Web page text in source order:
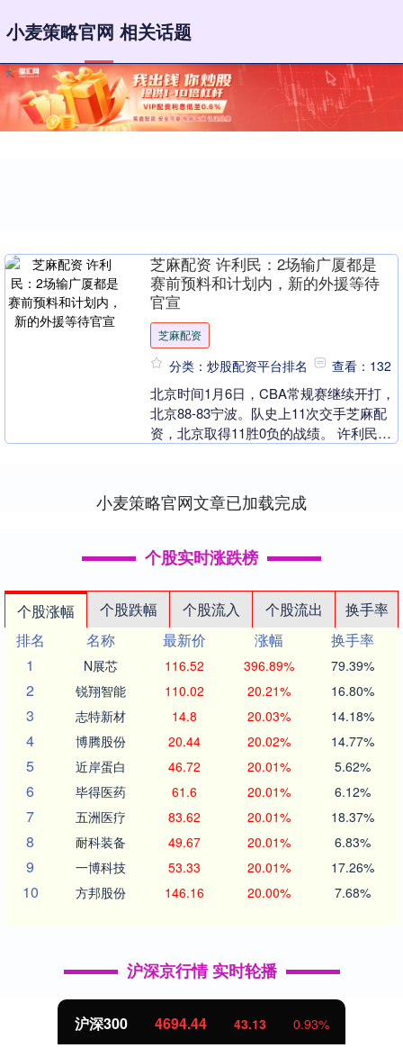
小麦策略官网 相关话题
芝麻配资 许利民：2场输广厦都是
赛前预料和计划内，新的外援等待
官宣
芝麻配资
分类：炒股配资平台排名 查看：132
北京时间1月6日，CBA常规赛继续开打，
北京88-83宁波。队史上11次交手芝麻配
资，北京取得11胜0负的战绩。 许利民：
小麦策略官网文章已加载完成
个股实时涨跌榜
个股涨幅 个股跌幅 个股流入 个股流出
换手率
排名
名称 最新价 涨幅
换手率
1
N展芯 116.52 396.89% 79.39%
2 锐翔智能 110.02 20.21% 16.80%
3 志特新材 14.8 20.03% 14.18%
4 博腾股份 20.44 20.02% 14.77%
5 近岸蛋白 46.72 20.01% 5.62%
6 毕得医药 61.6 20.01% 6.12%
7 五洲医疗 83.62 20.01% 18.37%
8 耐科装备 49.67 20.01% 6.83%
9 一博科技 53.33 20.01% 17.26%
10 方邦股份 146.16 20.00% 7.68%
沪深京行情 实时轮播
沪深300 4694.44 43.13 0.93%